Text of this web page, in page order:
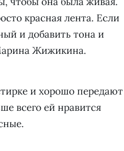
красная лента. Если
и добавить тона и
Жижикина.
и хорошо передают
всего ей нравится